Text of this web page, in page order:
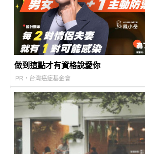
做到這點才有資格說愛你
PR・台灣癌症基金會